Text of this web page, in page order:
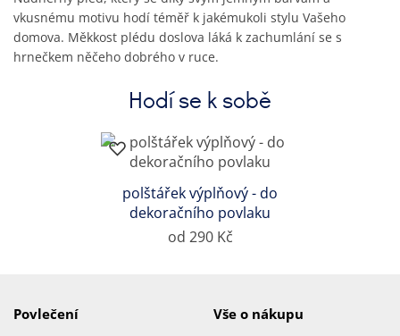
vkusnému motivu hodí téměř k jakémukoli stylu Vašeho
domova. Měkkost plédu doslova láká k zachumlání se s
hrnečkem něčeho dobrého v ruce.
Hodí se k sobě
polštářek výplňový - do
dekoračního povlaku
od 290 Kč
Povlečení Vše o nákupu